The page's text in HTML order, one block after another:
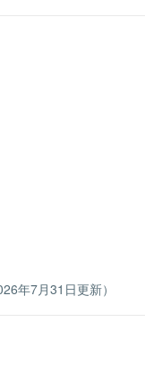
年7月31日更新）